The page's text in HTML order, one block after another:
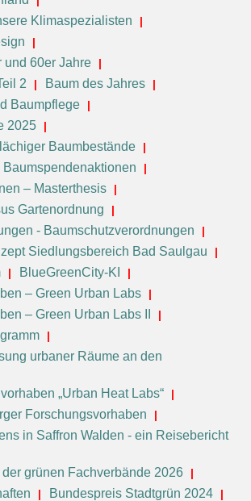
Klimaspezialisten
und 60er Jahre
2
Baum des Jahres
Baumpflege
2025
Baumbestände
– Masterthesis
Gartenordnung
- Baumschutzverordnungen
Siedlungsbereich Bad Saulgau
BlueGreenCity-KI
– Green Urban Labs
– Green Urban Labs II
urbaner Räume an den
„Urban Heat Labs“
Forschungsvorhaben
in Saffron Walden - ein Reisebericht
grünen Fachverbände 2026
Bundespreis Stadtgrün 2024